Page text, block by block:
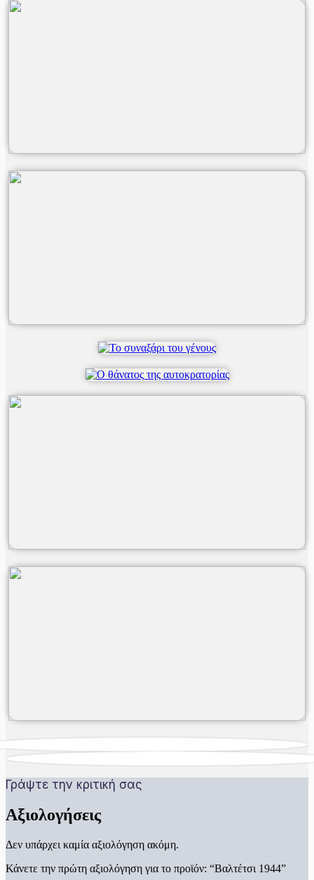
Γράψτε την κριτική σας
Αξιολογήσεις
Δεν υπάρχει καμία αξιολόγηση ακόμη.
Κάνετε την πρώτη αξιολόγηση για το προϊόν: “Βαλτέτσι 1944”